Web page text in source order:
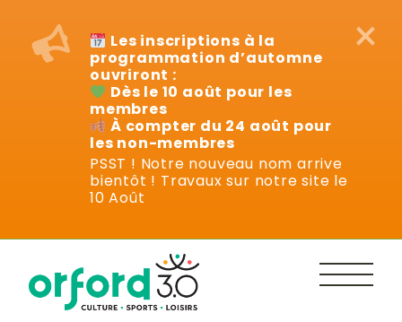
×
Les inscriptions à la
programmation d’automne
ouvriront :
Dès le 10 août pour les
membres
À compter du 24 août pour
les non-membres
PSST ! Notre nouveau nom arrive
bientôt ! Travaux sur notre site le
10 Août
DATE
Mercredi 15 janvier au mercredi 26 mars